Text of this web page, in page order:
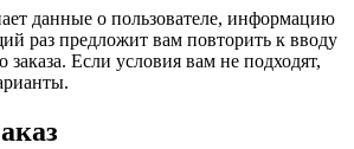
данные о пользователе, информацию
раз предложит вам повторить к вводу
Если условия вам не подходят,